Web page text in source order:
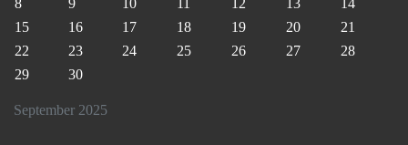
September 2025
8
9 10 11 12 13
14
15
16 17 18 19 20
21
22
23 24 25 26 27
28
29
30